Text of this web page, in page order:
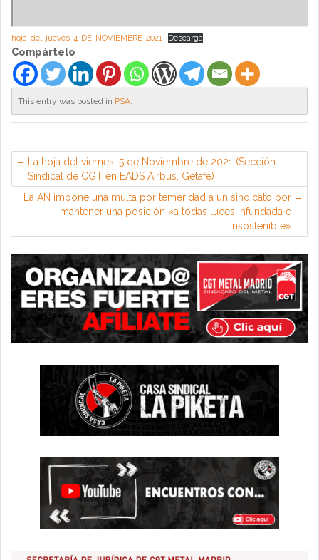
hoja-del-jueves-4-DE-NOVIEMBRE-2021 Descarga
Compártelo
This entry was posted in PSA.
La hoja del viernes, 5 de Noviembre de 2021 (Sección
Sindical de CGT en EADS Airbus, Getafe)
La AN impone una multa por temeridad a un sindicato por
mantener una posición «a todas luces infundada e
insostenible»